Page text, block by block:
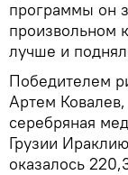
программы он
произвольном
лучше и
Победителем
Артем
серебряная
Грузии
оказалось